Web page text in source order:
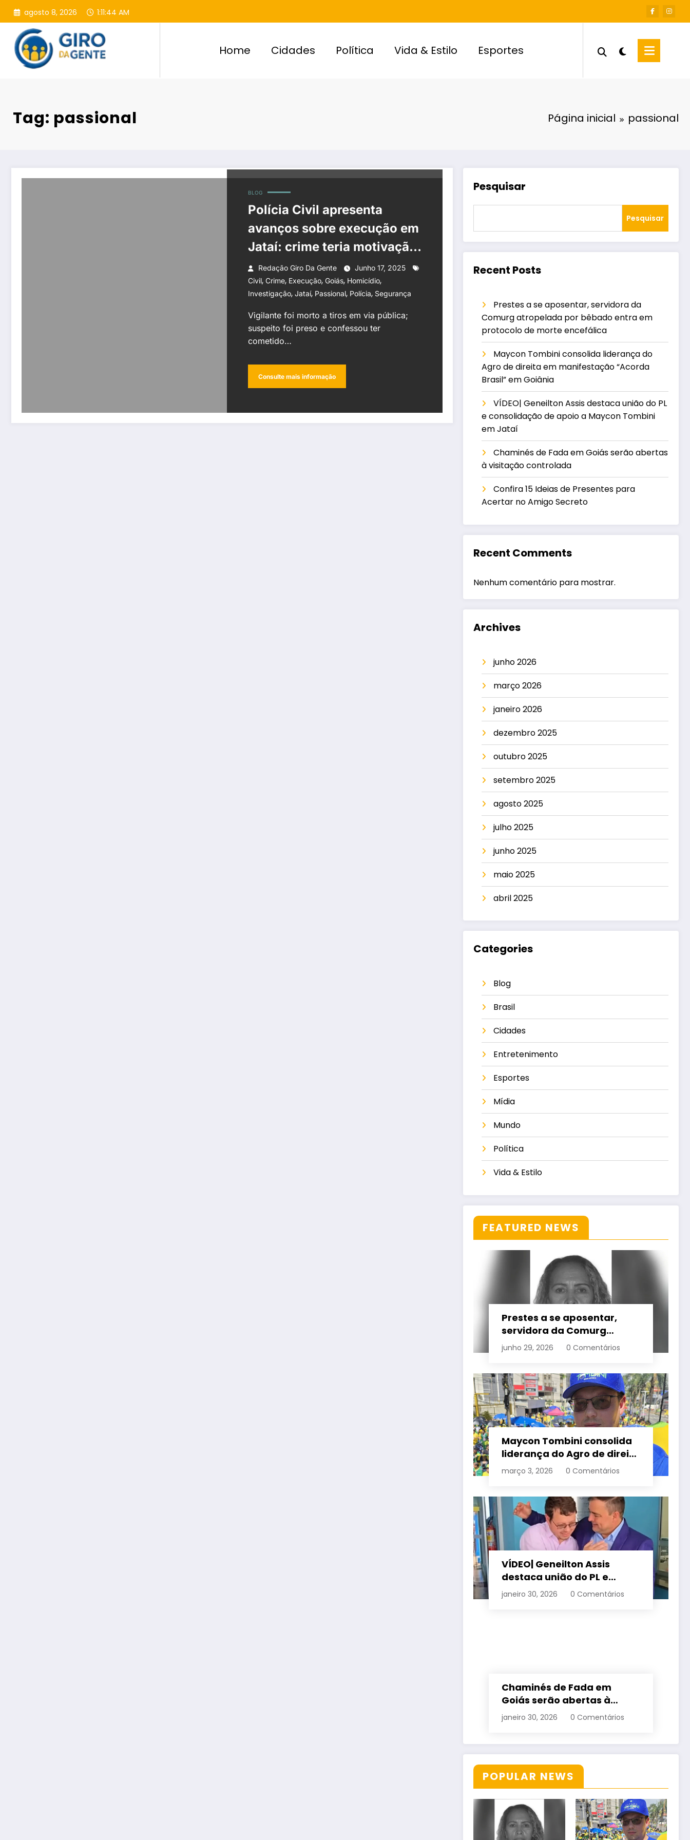
Pular
para
conteúdo
agosto 8, 2026 1:11:45 AM
Home Cidades Política Vida & Estilo Esportes
Tag: passional Página inicial passional
BLOG
Polícia Civil apresenta
avanços sobre execução em
Jataí: crime teria motivação
passional, diz investigação
Redação Giro Da Gente
Junho 17, 2025
Civil, Crime, Execução, Goiás, Homicídio,
Investigação, Jataí, Passional, Polícia, Segurança
Vigilante foi morto a tiros em via pública;
suspeito foi preso e confessou ter
cometido…
Consulte mais informação
Pesquisar
Pesquisar
Recent Posts
Prestes a se aposentar, servidora da
Comurg atropelada por bêbado entra em
protocolo de morte encefálica
Maycon Tombini consolida liderança do
Agro de direita em manifestação “Acorda
Brasil” em Goiânia
VÍDEO| Geneilton Assis destaca união do PL
e consolidação de apoio a Maycon Tombini
em Jataí
Chaminés de Fada em Goiás serão abertas
à visitação controlada
Confira 15 Ideias de Presentes para
Acertar no Amigo Secreto
Recent Comments
Nenhum comentário para mostrar.
Archives
junho 2026
março 2026
janeiro 2026
dezembro 2025
outubro 2025
setembro 2025
agosto 2025
julho 2025
junho 2025
maio 2025
abril 2025
Categories
Blog
Brasil
Cidades
Entretenimento
Esportes
Mídia
Mundo
Política
Vida & Estilo
FEATURED NEWS
Prestes a se aposentar,
servidora da Comurg
atropelada por bêbado
entra em protocolo de
junho 29, 2026 0 Comentários
Maycon Tombini consolida
liderança do Agro de direita
em manifestação “Acorda
Brasil” em Goiânia
março 3, 2026 0 Comentários
VÍDEO| Geneilton Assis
destaca união do PL e
consolidação de apoio a
Maycon Tombini em Jataí
janeiro 30, 2026 0 Comentários
Chaminés de Fada em
Goiás serão abertas à
visitação controlada
janeiro 30, 2026 0 Comentários
POPULAR NEWS